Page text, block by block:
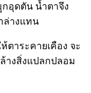
กอุดตัน น้ำตาจึง
ล่างแทน
ตาระคายเคือง จะ
างสิ่งแปลกปลอม